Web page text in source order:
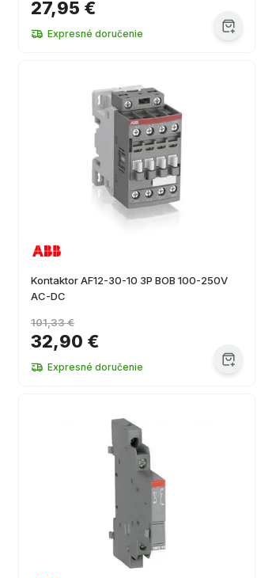
27,95 €
Expresné doručenie
Kontaktor AF12-30-10 3P BOB 100-250V
AC-DC
32,90 €
101,33 €
Expresné doručenie